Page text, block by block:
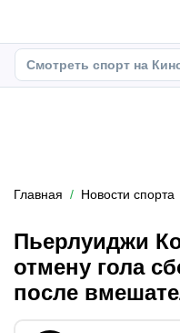
Смотреть спорт на
Главная Новости спорта
Пьерлуиджи
отмену гола
после